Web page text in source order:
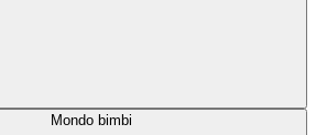
Mondo bimbi